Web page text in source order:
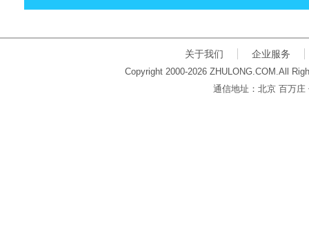
关于我们 企业服务
Copyright 2000-2026 ZHULONG.COM.All
通信地址：北京 百万